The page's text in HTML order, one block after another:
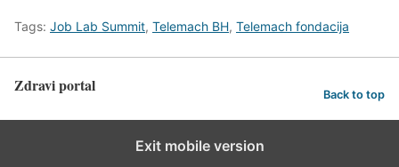
Tags: Job Lab Summit, Telemach BH, Telemach fondacija
Zdravi portal Back to top
Exit mobile version